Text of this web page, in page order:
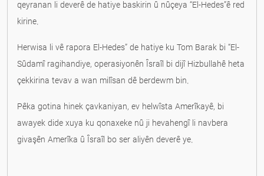
qeyranan li deverê de hatiye baskirin û nûçeya “El-Hedes”ê red
kirine.
Herwisa li vê rapora El-Hedes” de hatiye ku Tom Barak bi “El-
Sûdamî ragihandiye, operasiyonên Îsraîl bi dijî Hizbullahê heta
çekkirina tevav a wan milîsan dê berdewm bin.
Pêka gotina hinek çavkaniyan, ev helwîsta Amerîkayê, bi
awayek dide xuya ku qonaxeke nû ji hevahengî li navbera
givaşên Amerîka û Îsraîl bo ser aliyên deverê ye.